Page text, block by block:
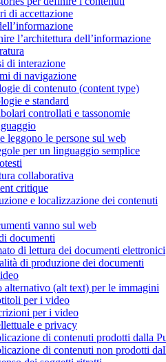
di accettazione
l’architettura dell’informazione
di interazione
di navigazione
di contenuto (content type)
e standard
controllati e tassonomie
leggono le persone sul web
per un linguaggio semplice
collaborativa
critique
e localizzazione dei contenuti
vanno sul web
documenti
di lettura dei documenti elettronici
di produzione dei documenti
alternativo (alt text) per le immagini
per i video
per i video
e privacy
di contenuti prodotti dalla
di contenuti non prodotti